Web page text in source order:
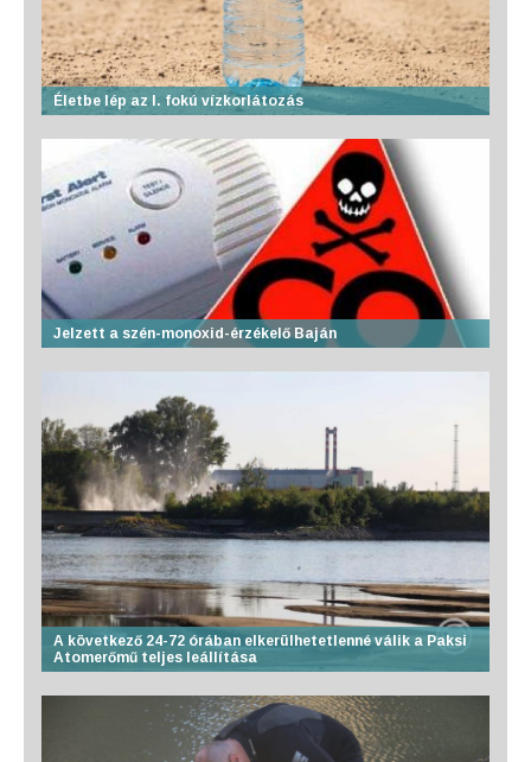
Életbe lép az I. fokú vízkorlátozás
Jelzett a szén-monoxid-érzékelő Baján
A következő 24-72 órában elkerülhetetlenné válik a Paksi
Atomerőmű teljes leállítása